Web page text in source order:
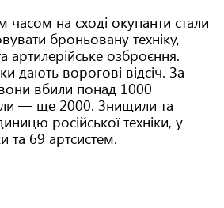
часом на сході окупанти стали
броньовану техніку,
артилерійське озброєння.
дають ворогові відсіч. За
вбили понад 1000
— ще 2000. Знищили та
російської техніки, у
та 69 артсистем.